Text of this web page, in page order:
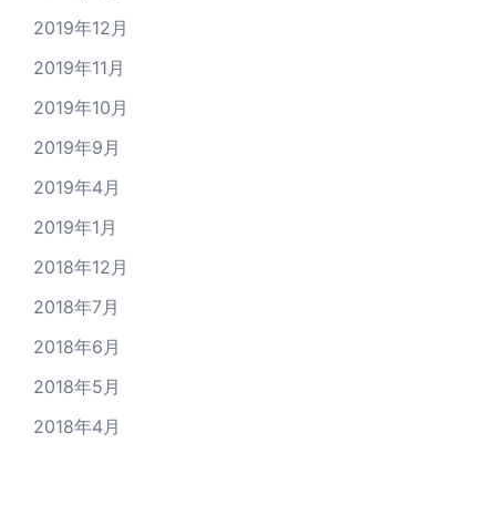
2019年12月
2019年11月
2019年10月
2019年9月
2019年4月
2019年1月
2018年12月
2018年7月
2018年6月
2018年5月
2018年4月